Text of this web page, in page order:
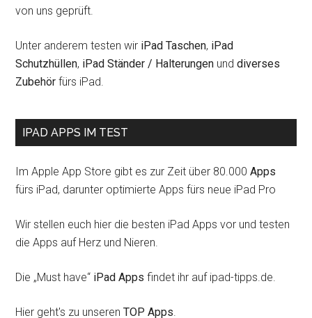
von uns geprüft.
Unter anderem testen wir iPad Taschen, iPad
Schutzhüllen, iPad Ständer / Halterungen unddiverses
Zubehör fürs iPad.
IPAD APPS IM TEST
Im Apple App Store gibt es zur Zeit über 80.000Apps
fürs iPad, darunter optimierte Apps fürs neue iPad Pro
Wir stellen euch hier die besten iPad Apps vor und testen
die Apps auf Herz und Nieren.
Die „Must have“ iPad Apps findet ihr auf ipad-tipps.de.
Hier geht's zu unserenTOP Apps.